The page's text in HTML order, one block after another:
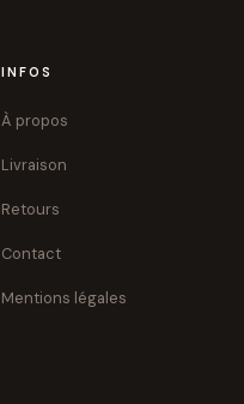
INFOS
À propos
Livraison
Retours
Contact
Mentions légales